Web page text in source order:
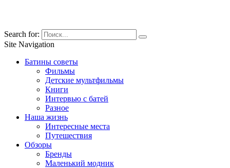
Search for:
Site Navigation
Батины советы
Фильмы
Детские мультфильмы
Книги
Интервью с батей
Разное
Наша жизнь
Интересные места
Путешествия
Обзоры
Бренды
Маленький модник